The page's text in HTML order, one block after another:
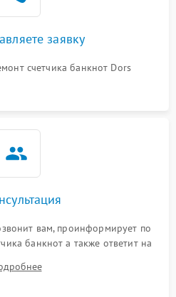
заявку
счетчика банкнот Dors
вам, проинформирует по
банкнот а также ответит на